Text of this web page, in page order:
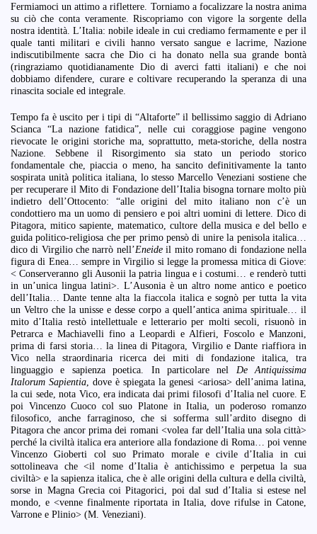
Fermiamoci un attimo a riflettere. Torniamo a focalizzare la nostra anima
su ciò che conta veramente. Riscopriamo con vigore la sorgente della
nostra identità. L’Italia: nobile ideale in cui crediamo fermamente e per il
quale tanti militari e civili hanno versato sangue e lacrime, Nazione
indiscutibilmente sacra che Dio ci ha donato nella sua grande bontà
(ringraziamo quotidianamente Dio di averci fatti italiani) e che noi
dobbiamo difendere, curare e coltivare recuperando la speranza di una
rinascita sociale ed integrale.
Tempo fa è uscito per i tipi di “Altaforte” il bellissimo saggio di Adriano
Scianca “La nazione fatidica”, nelle cui coraggiose pagine vengono
rievocate le origini storiche ma, soprattutto, meta-storiche, della nostra
Nazione. Sebbene il Risorgimento sia stato un periodo storico
fondamentale che, piaccia o meno, ha sancito definitivamente la tanto
sospirata unità politica italiana, lo stesso Marcello Veneziani sostiene che
per recuperare il Mito di Fondazione dell’Italia bisogna tornare molto più
indietro dell’Ottocento: “alle origini del mito italiano non c’è un
condottiero ma un uomo di pensiero e poi altri uomini di lettere. Dico di
Pitagora, mitico sapiente, matematico, cultore della musica e del bello e
guida politico-religiosa che per primo pensò di unire la penisola italica…
dico di Virgilio che narrò nell’Eneideil mito romano di fondazione nella
figura di Enea… sempre in Virgilio si legge la promessa mitica di Giove:
< Conserveranno gli Ausonii la patria lingua e i costumi… e renderò tutti
in un’unica lingua latini>. L’Ausonia è un altro nome antico e poetico
dell’Italia… Dante tenne alta la fiaccola italica e sognò per tutta la vita
un Veltro che la unisse e desse corpo a quell’antica anima spirituale… il
mito d’Italia restò intellettuale e letterario per molti secoli, risuonò in
Petrarca e Machiavelli fino a Leopardi e Alfieri, Foscolo e Manzoni,
prima di farsi storia… la linea di Pitagora, Virgilio e Dante riaffiora in
Vico nella straordinaria ricerca dei miti di fondazione italica, tra
linguaggio e sapienza poetica. In particolare nel De Antiquissima
Italorum Sapientia , dove è spiegata la genesi <ariosa> dell’anima latina,
la cui sede, nota Vico, era indicata dai primi filosofi d’Italia nel cuore. E
poi Vincenzo Cuoco col suo Platone in Italia, un poderoso romanzo
filosofico, anche farraginoso, che si sofferma sull’ardito disegno di
Pitagora che ancor prima dei romani <volea far dell’Italia una sola città>
perché la civiltà italica era anteriore alla fondazione di Roma… poi venne
Vincenzo Gioberti col suo Primato morale e civile d’Italia in cui
sottolineava che <il nome d’Italia è antichissimo e perpetua la sua
civiltà> e la sapienza italica, che è alle origini della cultura e della civiltà,
sorse in Magna Grecia coi Pitagorici, poi dal sud d’Italia si estese nel
mondo, e <venne finalmente riportata in Italia, dove rifulse in Catone,
Varrone e Plinio> (M. Veneziani).